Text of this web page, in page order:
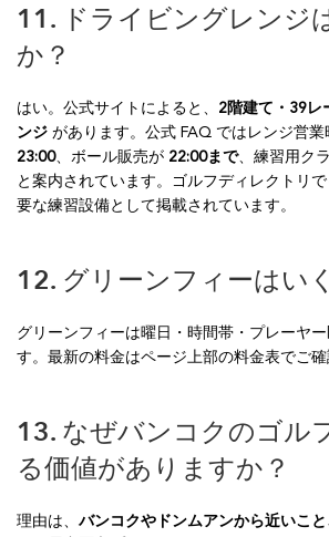
11. ドライビングレンジ
か？
はい。公式サイトによると、 2階建て・39レ
ンジ があります。公式 FAQ ではレンジ営業
23:00、ボール販売が 22:00まで、練習用ク
と案内されています。ゴルフディレクトリ
要な練習設備として掲載されています。
12. グリーンフィーはい
グリーンフィーは曜日・時間帯・プレーヤ
す。最新の料金はページ上部の料金表でご確
13. なぜバンコクのゴル
る価値がありますか？
理由は、 バンコクやドンムアンから近いこ